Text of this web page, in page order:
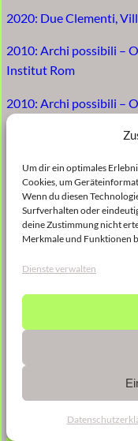
Um dir ein optimales
Cookies, um
Wenn du diesen
Surfverhalten oder
deine Zustimmung nicht
Merkmale und Funktionen
Dienste verwalten
2020: Due Clementi,
2010: Archi possibili –
Institut Rom
2010: Archi possibili –
Künste – Plenarsaal